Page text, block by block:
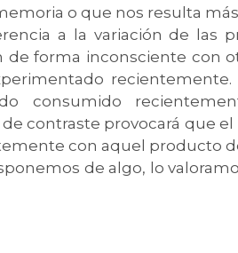
o que nos resulta
a la variación de las
de forma inconsciente con
consumido
de contraste provocará que
con aquel producto
de algo, lo